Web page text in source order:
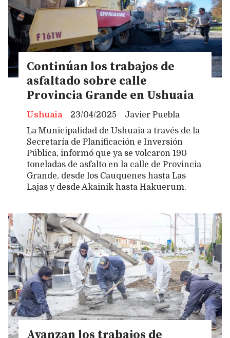
Continúan los trabajos de
asfaltado sobre calle
Provincia Grande en Ushuaia
Javier Puebla
Ushuaia
23/04/2025
La Municipalidad de Ushuaia a través de la
Secretaría de Planificación e Inversión
Pública, informó que ya se volcaron 190
toneladas de asfalto en la calle de Provincia
Grande, desde los Cauquenes hasta Las
Lajas y desde Akainik hasta Hakuerum.